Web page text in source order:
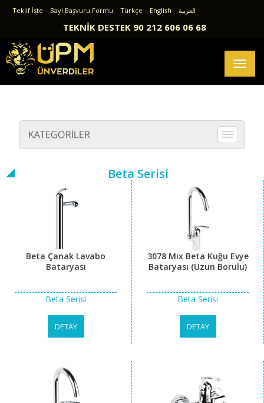
Teklif İste Bayi Başvuru Formu Türkçe English العربية
TEKNİK DESTEK 90 212 606 06 68
Beta Serisi
Beta Çanak Lavabo
Bataryası
Beta Serisi
DETAY
3078 Mix Beta Kuğu Evye
Bataryası (Uzun Borulu)
Beta Serisi
DETAY